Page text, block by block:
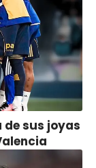
sus joyas